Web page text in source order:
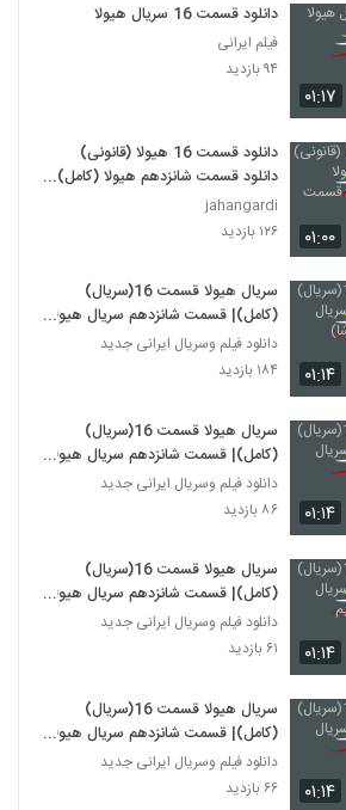
۰۱:۱۷
دانلود قسمت 16 سریال هیولا
فیلم ایرانی
۹۴ بازدید
۰۱:۰۰
دانلود قسمت 16 هیولا (قانونی)
دانلود قسمت شانزدهم هیولا (کامل)
دانلود سریال هیولا قسمت شانزدهم
16 (حجم کم)
jahangardi
۱۲۶ بازدید
۰۱:۱۴
سریال هیولا قسمت 16(سریال)
(کامل)| قسمت شانزدهم سریال هیولا
قسمت 1 تا 16 (نماشا)
دانلود فیلم وسریال ایرانی جدید
۱۸۴ بازدید
۰۱:۱۴
سریال هیولا قسمت 16(سریال)
(کامل)| قسمت شانزدهم سریال هیولا
-1تا 16
دانلود فیلم وسریال ایرانی جدید
۸۶ بازدید
۰۱:۱۴
سریال هیولا قسمت 16(سریال)
(کامل)| قسمت شانزدهم سریال هیولا
+ لینک دانلود مستقیم
دانلود فیلم وسریال ایرانی جدید
۶۱ بازدید
۰۱:۱۴
سریال هیولا قسمت 16(سریال)
(کامل)| قسمت شانزدهم سریال هیولا
(غیر قانونی)
دانلود فیلم وسریال ایرانی جدید
۶۶ بازدید